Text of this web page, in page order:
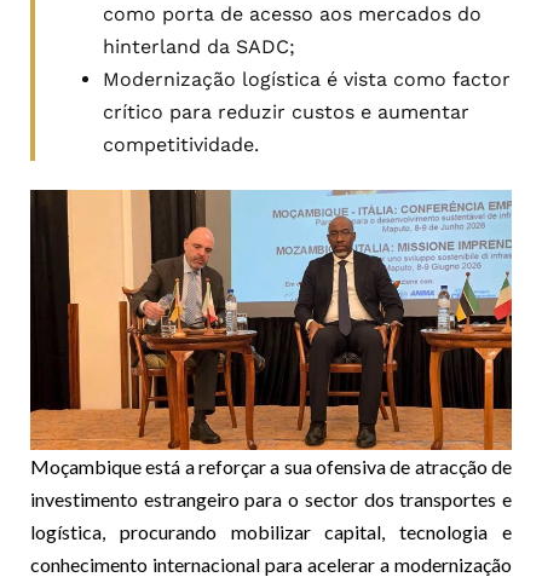
como porta de acesso aos mercados do
hinterland da SADC;
Modernização logística é vista como factor
crítico para reduzir custos e aumentar
competitividade.
Moçambique está a reforçar a sua ofensiva de atracção de
investimento estrangeiro para o sector dos transportes e
logística, procurando mobilizar capital, tecnologia e
conhecimento internacional para acelerar a modernização